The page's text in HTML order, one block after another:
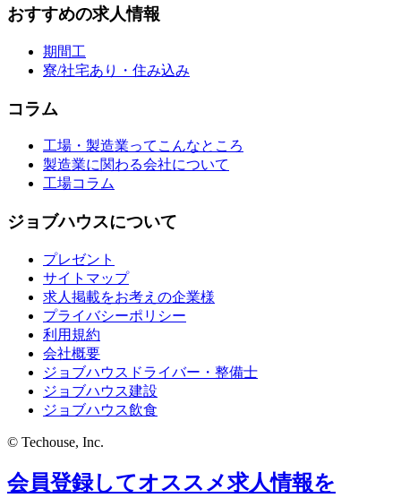
おすすめの求人情報
期間工
寮/社宅あり・住み込み
コラム
工場・製造業ってこんなところ
製造業に関わる会社について
工場コラム
ジョブハウスについて
プレゼント
サイトマップ
求人掲載をお考えの企業様
プライバシーポリシー
利用規約
会社概要
ジョブハウスドライバー・整備士
ジョブハウス建設
ジョブハウス飲食
© Techouse, Inc.
会員登録してオススメ求人情報を